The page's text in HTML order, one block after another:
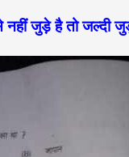
नहीं जुड़े है तो जल्दी